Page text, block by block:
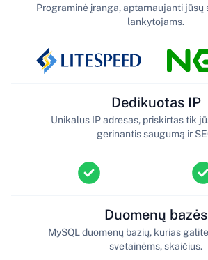
Programinė įranga, aptarnaujanti jūsų
lankytojams.
Dedikuotas IP
Unikalus IP adresas, priskirtas tik
gerinantis saugumą ir
Duomenų bazės
MySQL duomenų bazių, kurias
svetainėms, skaičius.